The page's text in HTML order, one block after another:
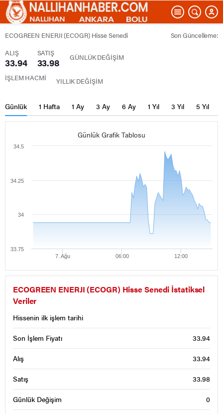
ECOGREEN ENERJI (ECOGR) Hisse Senedi
Son Güncelleme:
ALIŞ
33.94
SATIŞ
33.98 GÜNLÜK DEĞİŞİM
İŞLEM HACMİ YILLIK DEĞİŞİM
Günlük 1 Hafta 1 Ay 3 Ay 6 Ay 1 Yıl 3 Yıl 5 Yıl
Günlük Grafik Tablosu
7. Ağu 12:00
06:00
33.75
34
34.25
34.5
ECOGREEN ENERJI (ECOGR) Hisse Senedi İstatiksel
Veriler
Hissenin ilk işlem tarihi
Son İşlem Fiyatı 33.94
Alış 33.94
Satış 33.98
Günlük Değişim 0